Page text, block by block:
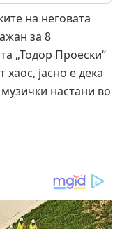
на неговата
за 8
„Тодор Проески“
јасно е дека
настани во